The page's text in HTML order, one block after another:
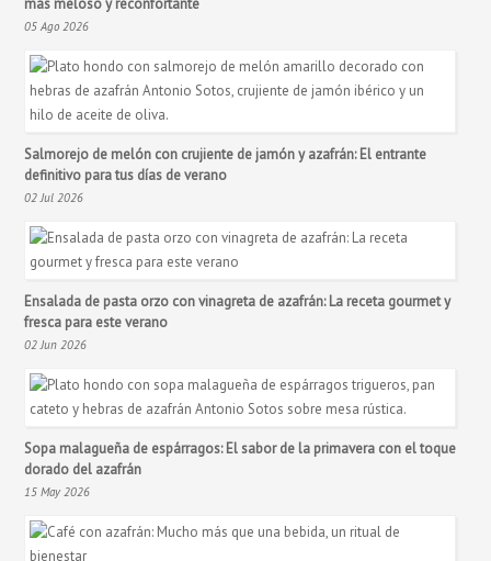
más meloso y reconfortante
05 Ago 2026
Salmorejo de melón con crujiente de jamón y azafrán: El entrante
definitivo para tus días de verano
02 Jul 2026
Ensalada de pasta orzo con vinagreta de azafrán: La receta gourmet y
fresca para este verano
02 Jun 2026
Sopa malagueña de espárragos: El sabor de la primavera con el toque
dorado del azafrán
15 May 2026